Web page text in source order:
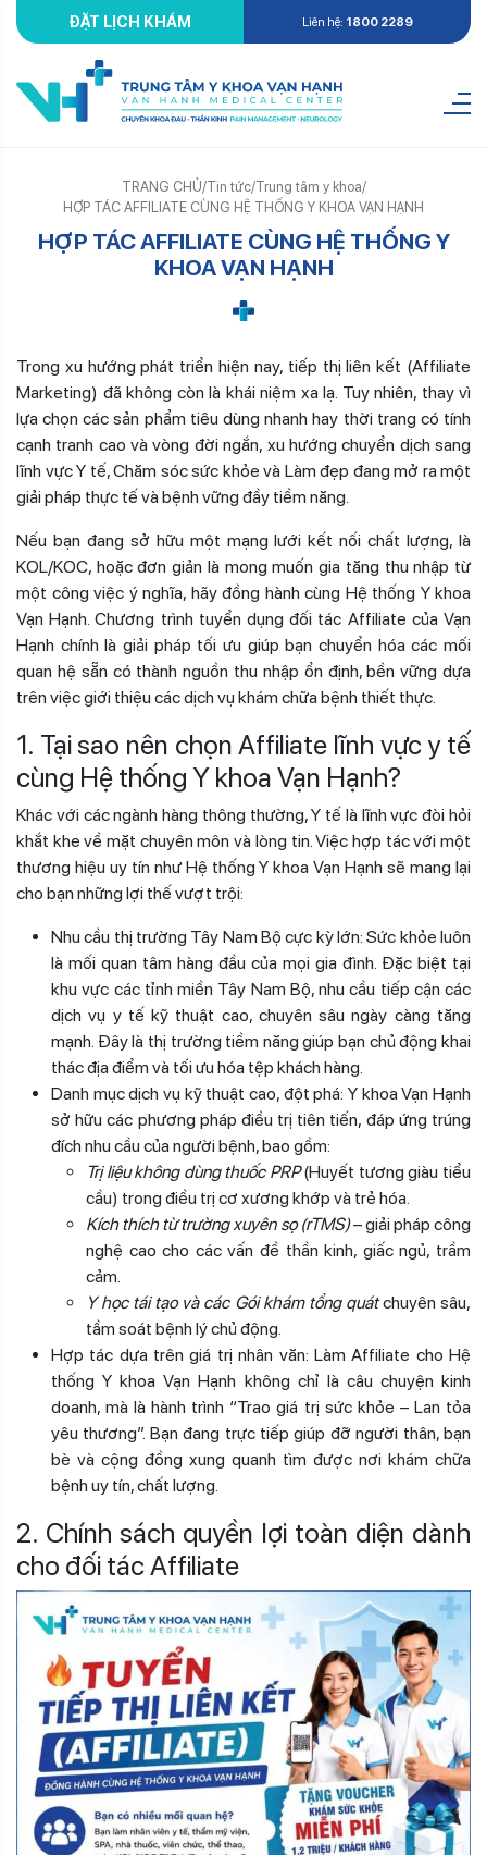
ĐẶT LỊCH KHÁM Liên hệ: 1800 2289
TRANG CHỦ/Tin tức/Trung tâm y khoa/
HỢP TÁC AFFILIATE CÙNG HỆ THỐNG Y KHOA VẠN HẠNH
HỢP TÁC AFFILIATE CÙNG HỆ THỐNG Y
KHOA VẠN HẠNH
Trong xu hướng phát triển hiện nay, tiếp thị liên kết (Affiliate
Marketing) đã không còn là khái niệm xa lạ. Tuy nhiên, thay vì
lựa chọn các sản phẩm tiêu dùng nhanh hay thời trang có tính
cạnh tranh cao và vòng đời ngắn, xu hướng chuyển dịch sang
lĩnh vực Y tế, Chăm sóc sức khỏe và Làm đẹp đang mở ra một
giải pháp thực tế và bệnh vững đầy tiềm năng.
Nếu bạn đang sở hữu một mạng lưới kết nối chất lượng, là
KOL/KOC, hoặc đơn giản là mong muốn gia tăng thu nhập từ
một công việc ý nghĩa, hãy đồng hành cùng Hệ thống Y khoa
Vạn Hạnh. Chương trình tuyển dụng đối tác Affiliate của Vạn
Hạnh chính là giải pháp tối ưu giúp bạn chuyển hóa các mối
quan hệ sẵn có thành nguồn thu nhập ổn định, bền vững dựa
trên việc giới thiệu các dịch vụ khám chữa bệnh thiết thực.
1. Tại sao nên chọn Affiliate lĩnh vực y tế
cùng Hệ thống Y khoa Vạn Hạnh?
Khác với các ngành hàng thông thường, Y tế là lĩnh vực đòi hỏi
khắt khe về mặt chuyên môn và lòng tin. Việc hợp tác với một
thương hiệu uy tín như Hệ thống Y khoa Vạn Hạnh sẽ mang lại
cho bạn những lợi thế vượt trội:
Nhu cầu thị trường Tây Nam Bộ cực kỳ lớn: Sức khỏe luôn
là mối quan tâm hàng đầu của mọi gia đình. Đặc biệt tại
khu vực các tỉnh miền Tây Nam Bộ, nhu cầu tiếp cận các
dịch vụ y tế kỹ thuật cao, chuyên sâu ngày càng tăng
mạnh. Đây là thị trường tiềm năng giúp bạn chủ động khai
thác địa điểm và tối ưu hóa tệp khách hàng.
Danh mục dịch vụ kỹ thuật cao, đột phá: Y khoa Vạn Hạnh
sở hữu các phương pháp điều trị tiên tiến, đáp ứng trúng
đích nhu cầu của người bệnh, bao gồm:
Trị liệu không dùng thuốc PRP(Huyết tương giàu tiểu
cầu) trong điều trị cơ xương khớp và trẻ hóa.
Kích thích từ trường xuyên sọ (rTMS)– giải pháp công
nghệ cao cho các vấn đề thần kinh, giấc ngủ, trầm
cảm.
Y học tái tạo và các Gói khám tổng quátchuyên sâu,
tầm soát bệnh lý chủ động.
Hợp tác dựa trên giá trị nhân văn: Làm Affiliate cho Hệ
thống Y khoa Vạn Hạnh không chỉ là câu chuyện kinh
doanh, mà là hành trình “Trao giá trị sức khỏe – Lan tỏa
yêu thương”. Bạn đang trực tiếp giúp đỡ người thân, bạn
bè và cộng đồng xung quanh tìm được nơi khám chữa
bệnh uy tín, chất lượng.
2. Chính sách quyền lợi toàn diện dành
cho đối tácAffiliate